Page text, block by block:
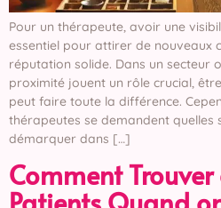
Pour un thérapeute, avoir une
essentiel pour attirer de nouveaux
réputation solide. Dans un secteur
proximité jouent un rôle crucial,
peut faire toute la différence.
thérapeutes se demandent
démarquer dans […]
Comment